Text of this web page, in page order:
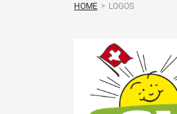
HOME > LOGOS